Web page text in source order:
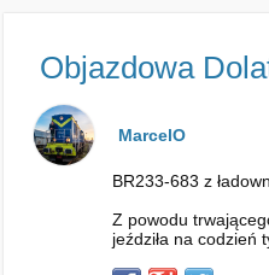
Objazdowa
MarcelO
BR233-683 z
Z powodu
jeździła na